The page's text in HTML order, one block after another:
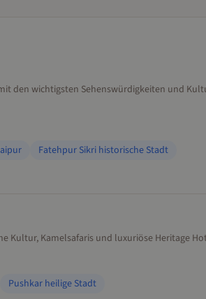
den wichtigsten Sehenswürdigkeiten und
Fatehpur Sikri historische Stadt
Kultur, Kamelsafaris und luxuriöse Heritage
Pushkar heilige Stadt